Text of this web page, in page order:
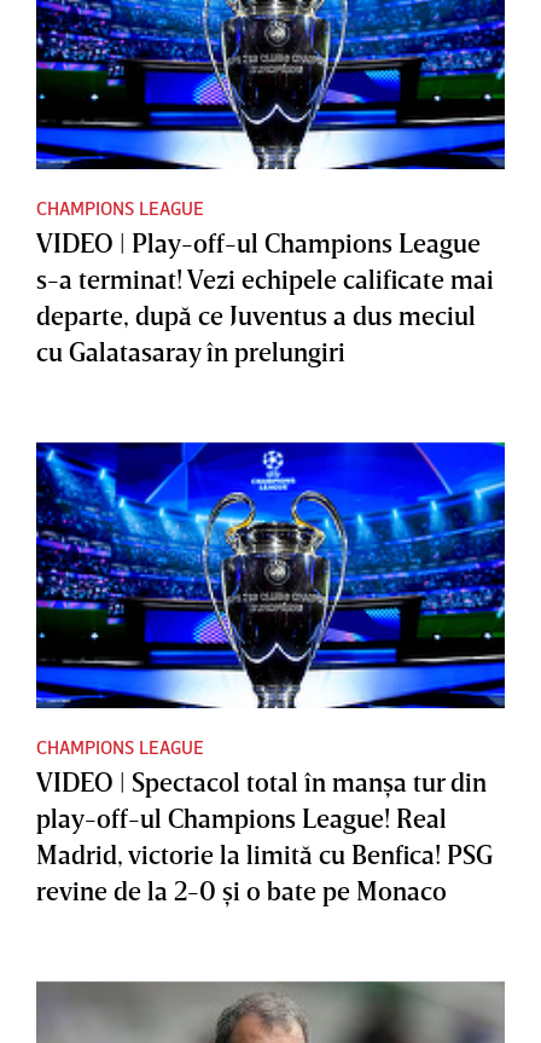
CHAMPIONS LEAGUE
VIDEO | Play-off-ul Champions League
s-a terminat! Vezi echipele calificate mai
departe, după ce Juventus a dus meciul
cu Galatasaray în prelungiri
CHAMPIONS LEAGUE
VIDEO | Spectacol total în manşa tur din
play-off-ul Champions League! Real
Madrid, victorie la limită cu Benfica! PSG
revine de la 2-0 şi o bate pe Monaco